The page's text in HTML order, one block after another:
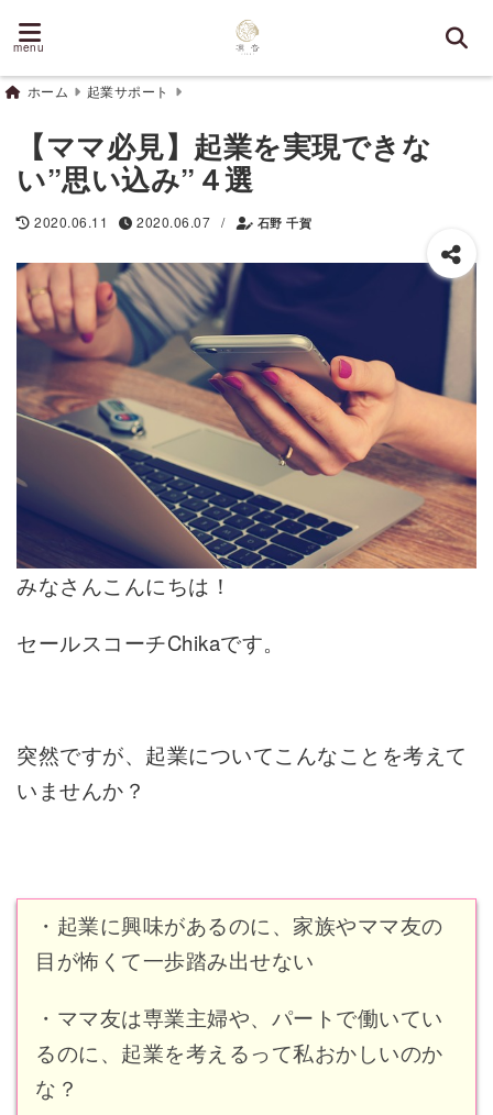
menu
ホーム 起業サポート
【ママ必見】起業を実現できな
い”思い込み”４選
2020.06.11 2020.06.07 / 石野 千賀
みなさんこんにちは！
セールスコーチChikaです。
突然ですが、起業についてこんなことを考えて
いませんか？
・起業に興味があるのに、家族やママ友の
目が怖くて一歩踏み出せない
・ママ友は専業主婦や、パートで働いてい
るのに、起業を考えるって私おかしいのか
な？